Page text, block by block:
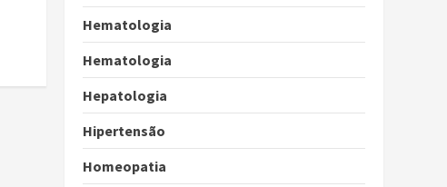
Hematologia
Hematologia
Hepatologia
Hipertensão
Homeopatia